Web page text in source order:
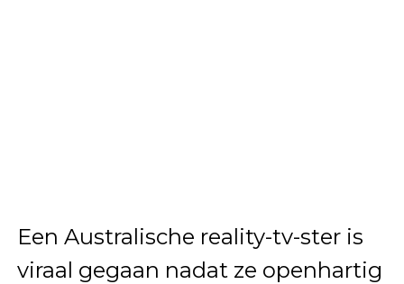
Een Australische reality-tv-ster is
viraal gegaan nadat ze openhartig